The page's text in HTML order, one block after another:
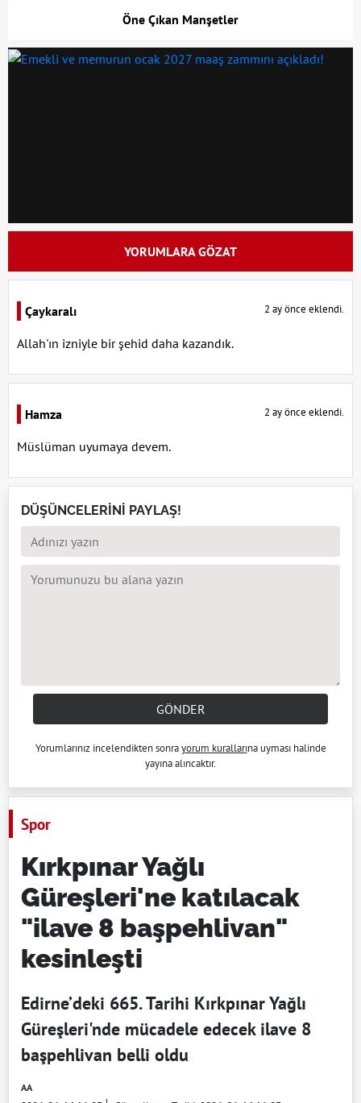
Öne Çıkan Manşetler
YORUMLARA GÖZAT
Çaykaralı 2 ay önce eklendi.
Allah'ın izniyle bir şehid daha kazandık.
Hamza 2 ay önce eklendi.
Müslüman uyumaya devem.
DÜŞÜNCELERİNİ PAYLAŞ!
GÖNDER
Yorumlarınız incelendikten sonrayorum kurallarına uyması halinde
yayına alıncaktır.
Spor
Kırkpınar Yağlı
Güreşleri'ne katılacak
"ilave 8 başpehlivan"
kesinleşti
Edirne’deki 665. Tarihi Kırkpınar Yağlı
Güreşleri'nde mücadele edecek ilave 8
başpehlivan belli oldu
AA